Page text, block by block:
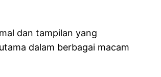
dan tampilan yang
dalam berbagai macam